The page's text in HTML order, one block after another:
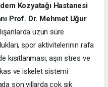
Kozyatağı Hastanesi
Prof. Dr. Mehmet Uğur
uzun süre
spor aktivitelerinin rafa
kısıtlanması, aşırı stres ve
ve iskelet sistemi
son yıllarda çok sık